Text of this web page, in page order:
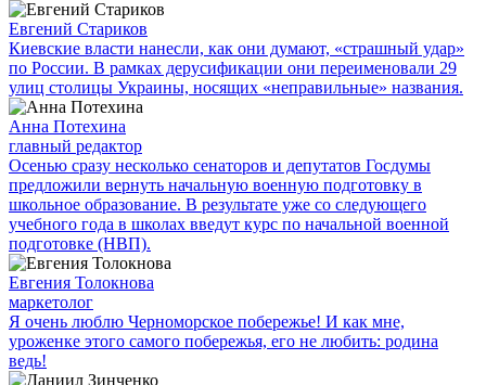
Евгений Стариков
Киевские власти нанесли, как они думают, «страшный удар»
по России. В рамках дерусификации они переименовали 29
улиц столицы Украины, носящих «неправильные» названия.
Анна Потехина
главный редактор
Осенью сразу несколько сенаторов и депутатов Госдумы
предложили вернуть начальную военную подготовку в
школьное образование. В результате уже со следующего
учебного года в школах введут курс по начальной военной
подготовке (НВП).
Евгения Толокнова
маркетолог
Я очень люблю Черноморское побережье! И как мне,
уроженке этого самого побережья, его не любить: родина
ведь!